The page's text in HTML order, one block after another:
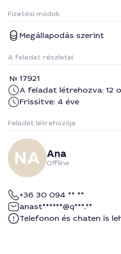
Fizetési módok
Megállapodás szerint
A feladat részletei
17921
A feladat létrehozva: 12
Frissítve: 4 éve
Feladat létrehozója
Ana
Offline
+36 30 094 ** **
anast******@q***.**
Telefonon és chaten is